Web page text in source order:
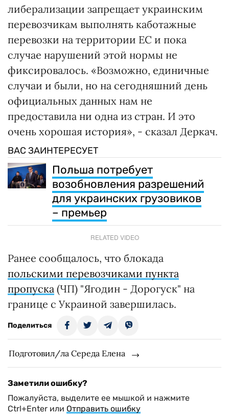
либерализации запрещает украинским
перевозчикам выполнять каботажные
перевозки на территории ЕС и пока
случае нарушений этой нормы не
фиксировалось. «Возможно, единичные
случаи и были, но на сегодняшний день
официальных данных нам не
предоставила ни одна из стран. И это
очень хорошая история», - сказал Деркач.
ВАС ЗАИНТЕРЕСУЕТ
Польша потребует
возобновления разрешений
для украинских грузовиков
– премьер
RELATED VIDEO
Ранее сообщалось, что блокада
польскими перевозчиками пункта
пропуска (ЧП) "Ягодин - Дорогуск" на
границе с Украиной завершилась.
Поделиться
Подготовил/ла Середа Елена
Заметили ошибку?
Пожалуйста, выделите ее мышкой и нажмите
Ctrl+Enter или Отправить ошибку